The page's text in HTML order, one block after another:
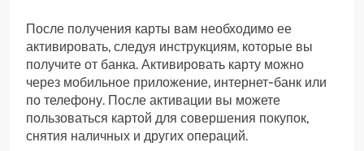
После получения карты вам необходимо ее
активировать, следуя инструкциям, которые вы
получите от банка. Активировать карту можно
через мобильное приложение, интернет-банк или
по телефону. После активации вы можете
пользоваться картой для совершения покупок,
снятия наличных и других операций.